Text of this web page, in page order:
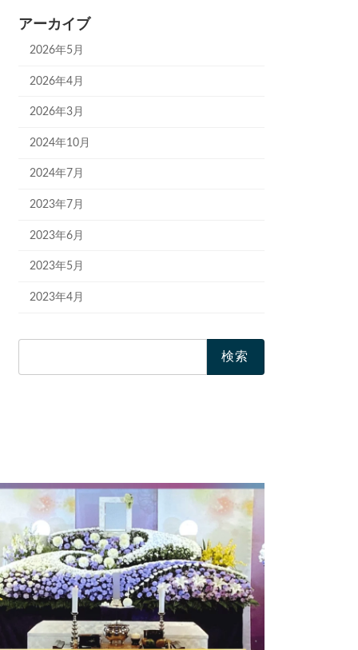
アーカイブ
2026年5月
2026年4月
2026年3月
2024年10月
2024年7月
2023年7月
2023年6月
2023年5月
2023年4月